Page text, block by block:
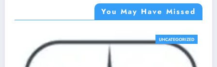
You May Have Missed
UNCATEGORIZED